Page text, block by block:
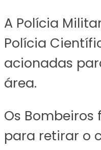
A Polícia
Polícia
acionadas
área.
Os
para retirar o